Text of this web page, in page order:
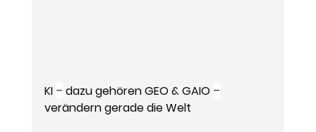
KI – dazu gehören GEO & GAIO –
verändern gerade die Welt